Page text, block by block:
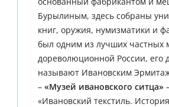
Бурылиным, здесь собраны
книг, оружия, нумизматики и
был одним из лучших частных
дореволюционной России, его
называют Ивановским
– «Музей ивановского ситца»
«Ивановский текстиль.